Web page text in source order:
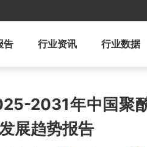
告 行业资讯 行业数据
2031年中国聚
展趋势报告